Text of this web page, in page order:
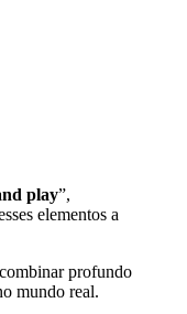
play”,
elementos a
profundo
mundo real.